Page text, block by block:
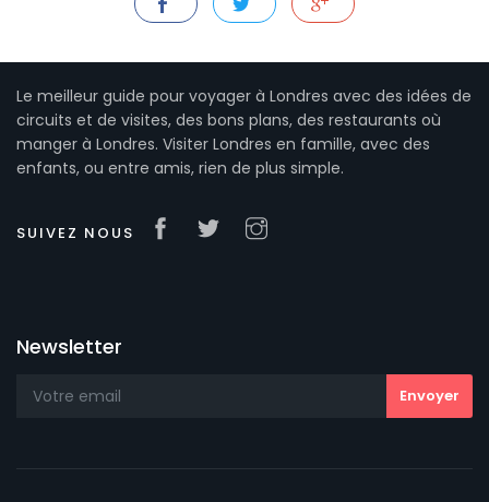
Le meilleur guide pour voyager à Londres avec des idées de
circuits et de visites, des bons plans, des restaurants où
manger à Londres. Visiter Londres en famille, avec des
enfants, ou entre amis, rien de plus simple.
SUIVEZ NOUS
Newsletter